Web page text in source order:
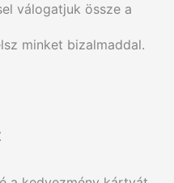
válogatjuk össze a
minket bizalmaddal.